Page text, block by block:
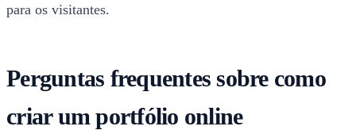
para os visitantes.
Perguntas frequentes sobre como
criar um portfólio online